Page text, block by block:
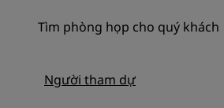
Tìm phòng họp cho quý khách
Người tham dự